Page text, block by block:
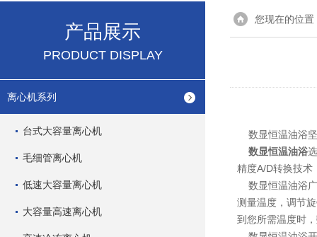
产品展示
PRODUCT DISPLAY
离心机系列
台式大容量离心机
毛细管离心机
低速大容量离心机
大容量高速离心机
您现在的位置
数显恒温油浴
数显恒温油浴
精度A/D转换技术
数显恒温油浴广
测量温度，调节
到您所需温度时，